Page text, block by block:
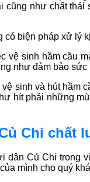
như chất
có biện pháp xử
vệ sinh hầm cầu
như đảm bảo sức
sinh và hút hầm
hít phải những
Chi chất
dân Củ Chi trong
mình cho quý